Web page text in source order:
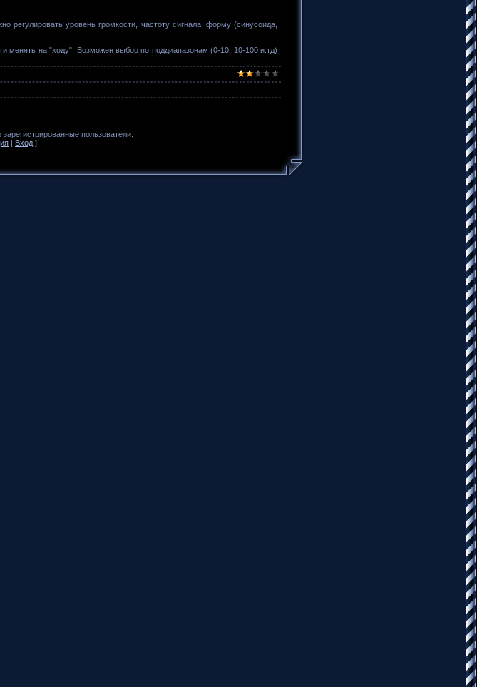
регулировать уровень громкости, частоту сигнала, форму (синусоида,
менять на "ходу". Возможен выбор по поддиапазонам (0-10, 10-100 и.тд)
пользователи.
| Вход ]